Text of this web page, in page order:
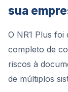
sua
O NR1 Plus
completo de
riscos à
de múltiplos